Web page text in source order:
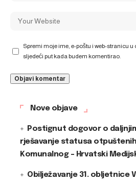
Spremi moje ime, e-poštu i web-stranicu
sljedeći put kada budem komentirao.
Nove objave
Postignut dogovor o
rješavanje statusa
Komunalnog – Hrvatski
Obilježavanje 31. obljetnice